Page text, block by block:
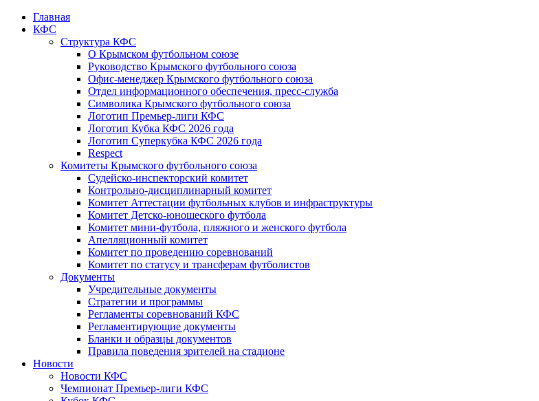
Главная
КФС
Структура КФС
О Крымском футбольном союзе
Руководство Крымского футбольного союза
Офис-менеджер Крымского футбольного союза
Отдел информационного обеспечения, пресс-служба
Символика Крымского футбольного союза
Логотип Премьер-лиги КФС
Логотип Кубка КФС 2026 года
Логотип Суперкубка КФС 2026 года
Respect
Комитеты Крымского футбольного союза
Судейско-инспекторский комитет
Контрольно-дисциплинарный комитет
Комитет Аттестации футбольных клубов и инфраструктуры
Комитет Детско-юношеского футбола
Комитет мини-футбола, пляжного и женского футбола
Апелляционный комитет
Комитет по проведению соревнований
Комитет по статусу и трансферам футболистов
Документы
Учредительные документы
Стратегии и программы
Регламенты соревнований КФС
Регламентирующие документы
Бланки и образцы документов
Правила поведения зрителей на стадионе
Новости
Новости КФС
Чемпионат Премьер-лиги КФС